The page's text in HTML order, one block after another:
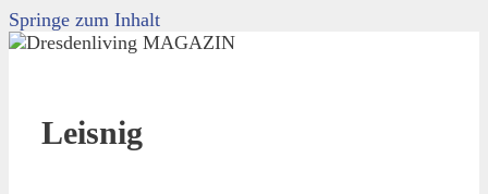
Springe zum Inhalt
Leisnig